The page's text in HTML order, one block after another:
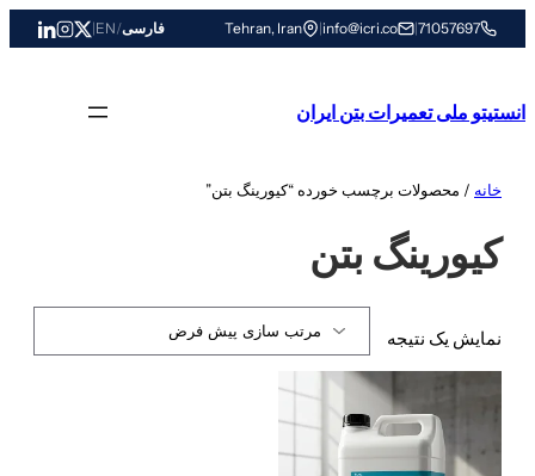
به
71057697
|
info@icri.co
|
Tehran, Iran فارسی/
EN
|
انستیتو ملی تعمیرات بتن ایران
خانه / محصولات برچسب خورده “کیورینگ بتن”
کیورینگ بتن
نمایش یک نتیجه